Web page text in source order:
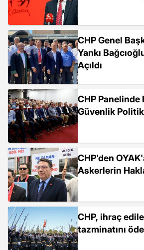
CHP Genel
Yankı
Açıldı
CHP Panelinde
Güvenlik
CHP'den
Askerlerin
CHP, ihraç
tazminatını